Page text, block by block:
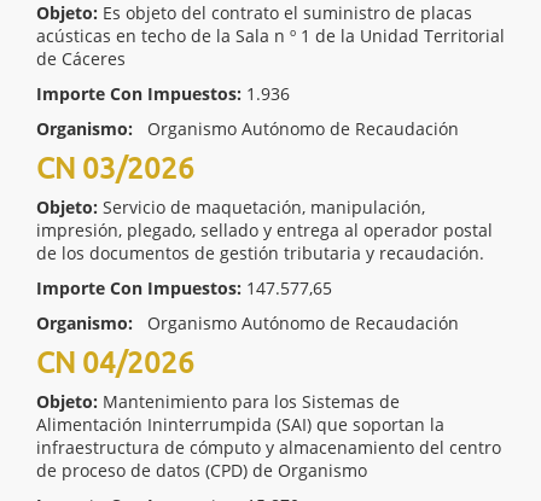
Objeto: Es objeto del contrato el suministro de placas
acústicas en techo de la Sala n º 1 de la Unidad Territorial
de Cáceres
Importe Con Impuestos: 1.936
Organismo:
Organismo Autónomo de Recaudación
CN 03/2026
Objeto: Servicio de maquetación, manipulación,
impresión, plegado, sellado y entrega al operador postal
de los documentos de gestión tributaria y recaudación.
Importe Con Impuestos: 147.577,65
Organismo:
Organismo Autónomo de Recaudación
CN 04/2026
Objeto: Mantenimiento para los Sistemas de
Alimentación Ininterrumpida (SAI) que soportan la
infraestructura de cómputo y almacenamiento del centro
de proceso de datos (CPD) de Organismo